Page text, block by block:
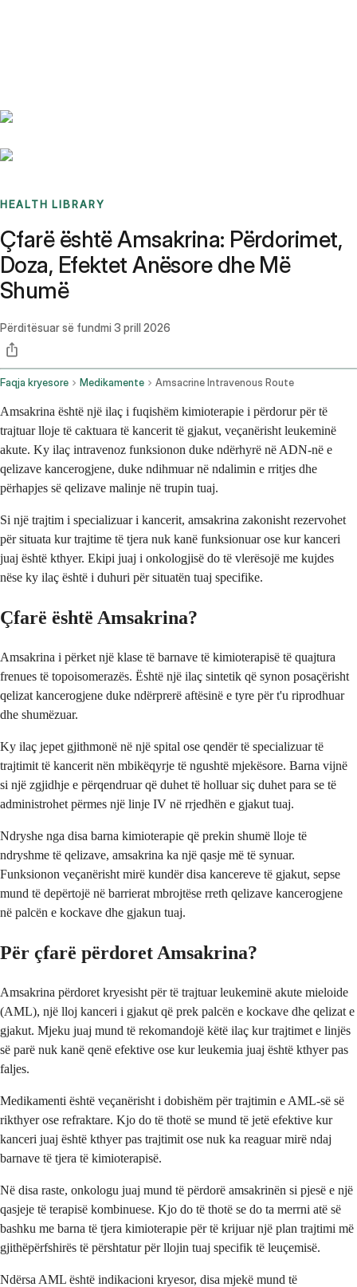
HEALTH LIBRARY
Çfarë është Amsakrina: Përdorimet,
Doza, Efektet Anësore dhe Më
Shumë
Përditësuar së fundmi 3 prill 2026
Faqja kryesore Medikamente Amsacrine Intravenous Route
Amsakrina është një ilaç i fuqishëm kimioterapie i përdorur për të
trajtuar lloje të caktuara të kancerit të gjakut, veçanërisht leukeminë
akute. Ky ilaç intravenoz funksionon duke ndërhyrë në ADN-në e
qelizave kancerogjene, duke ndihmuar në ndalimin e rritjes dhe
përhapjes së qelizave malinje në trupin tuaj.
Si një trajtim i specializuar i kancerit, amsakrina zakonisht rezervohet
për situata kur trajtime të tjera nuk kanë funksionuar ose kur kanceri
juaj është kthyer. Ekipi juaj i onkologjisë do të vlerësojë me kujdes
nëse ky ilaç është i duhuri për situatën tuaj specifike.
Çfarë është Amsakrina?
Amsakrina i përket një klase të barnave të kimioterapisë të quajtura
frenues të topoisomerazës. Është një ilaç sintetik që synon posaçërisht
qelizat kancerogjene duke ndërprerë aftësinë e tyre për t'u riprodhuar
dhe shumëzuar.
Ky ilaç jepet gjithmonë në një spital ose qendër të specializuar të
trajtimit të kancerit nën mbikëqyrje të ngushtë mjekësore. Barna vijnë
si një zgjidhje e përqendruar që duhet të holluar siç duhet para se të
administrohet përmes një linje IV në rrjedhën e gjakut tuaj.
Ndryshe nga disa barna kimioterapie që prekin shumë lloje të
ndryshme të qelizave, amsakrina ka një qasje më të synuar.
Funksionon veçanërisht mirë kundër disa kancereve të gjakut, sepse
mund të depërtojë në barrierat mbrojtëse rreth qelizave kancerogjene
në palcën e kockave dhe gjakun tuaj.
Për çfarë përdoret Amsakrina?
Amsakrina përdoret kryesisht për të trajtuar leukeminë akute mieloide
(AML), një lloj kanceri i gjakut që prek palcën e kockave dhe qelizat e
gjakut. Mjeku juaj mund të rekomandojë këtë ilaç kur trajtimet e linjës
së parë nuk kanë qenë efektive ose kur leukemia juaj është kthyer pas
faljes.
Medikamenti është veçanërisht i dobishëm për trajtimin e AML-së së
rikthyer ose refraktare. Kjo do të thotë se mund të jetë efektive kur
kanceri juaj është kthyer pas trajtimit ose nuk ka reaguar mirë ndaj
barnave të tjera të kimioterapisë.
Në disa raste, onkologu juaj mund të përdorë amsakrinën si pjesë e një
qasjeje të terapisë kombinuese. Kjo do të thotë se do ta merrni atë së
bashku me barna të tjera kimioterapie për të krijuar një plan trajtimi më
gjithëpërfshirës të përshtatur për llojin tuaj specifik të leuçemisë.
Ndërsa AML është indikacioni kryesor, disa mjekë mund të